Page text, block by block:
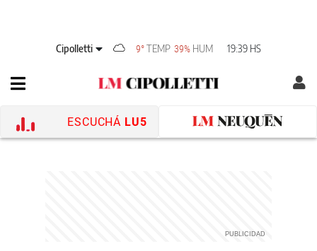
Cipolletti 9° TEMP 39% HUM 19:39 HS
ESCUCHÁ LU5